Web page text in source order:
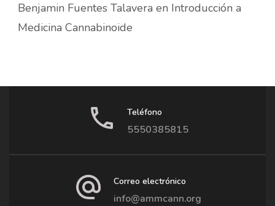
Benjamin Fuentes Talavera en Introducción a
Medicina Cannabinoide
Teléfono
5550385815
Correo electrónico
info@ammcann.org